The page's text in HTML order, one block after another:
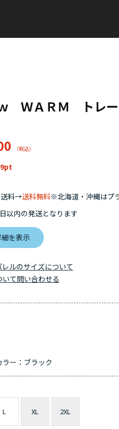
ＷＡＲＭ トレ
送料→送料無料※北海道・沖縄はプ
以内の発送となります
を表示
レルのサイズについて
ー：ブラック
L XL 2XL
いて問い合わせる